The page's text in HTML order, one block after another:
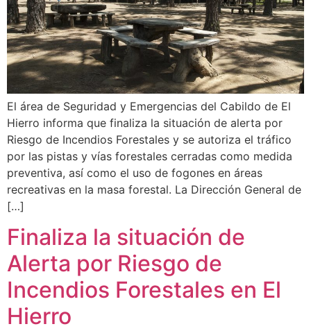
El área de Seguridad y Emergencias del Cabildo de El
Hierro informa que finaliza la situación de alerta por
Riesgo de Incendios Forestales y se autoriza el tráfico
por las pistas y vías forestales cerradas como medida
preventiva, así como el uso de fogones en áreas
recreativas en la masa forestal. La Dirección General de
[…]
Finaliza la situación de
Alerta por Riesgo de
Incendios Forestales en El
Hierro